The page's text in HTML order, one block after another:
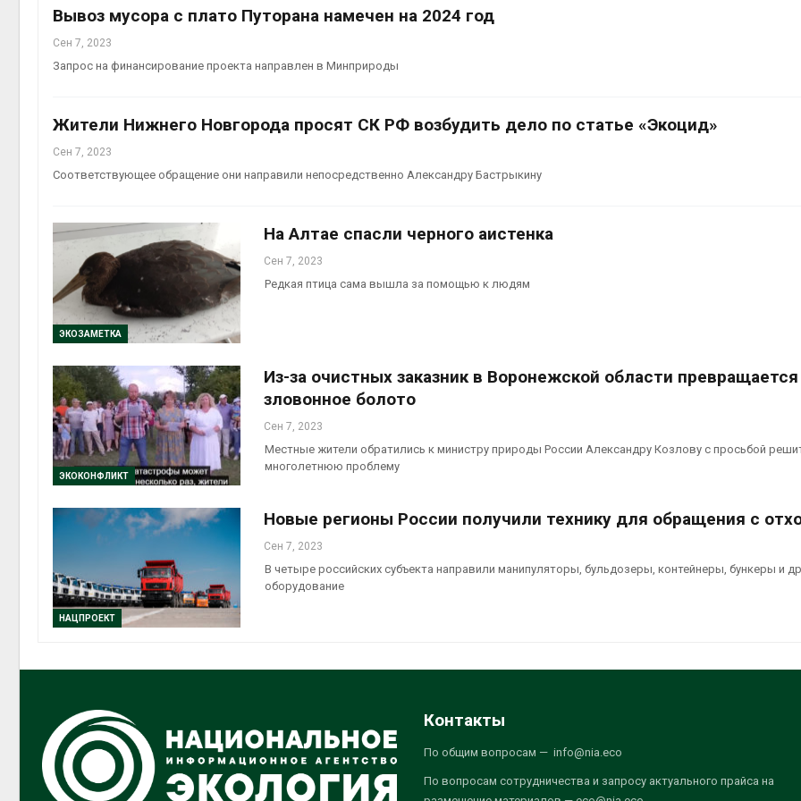
Вывоз мусора с плато Путорана намечен на 2024 год
Сен 7, 2023
Запрос на финансирование проекта направлен в Минприроды
Жители Нижнего Новгорода просят СК РФ возбудить дело по статье «Экоцид»
Сен 7, 2023
Соответствующее обращение они направили непосредственно Александру Бастрыкину
ЭКОЗАМЕТКА
На Алтае спасли черного аистенка
Сен 7, 2023
Редкая птица сама вышла за помощью к людям
ЭКОКОНФЛИКТ
Из-за очистных заказник в Воронежской области
зловонное болото
Сен 7, 2023
Местные жители обратились к министру природы России Александру Козлову с просьбой
многолетнюю проблему
НАЦПРОЕКТ
Новые регионы России получили технику для обращения с
Сен 7, 2023
В четыре российских субъекта направили манипуляторы, бульдозеры, контейнеры, бункеры и
оборудование
Контакты
По общим вопросам — info@nia.eco
По вопросам сотрудничества и запросу актуального прайса на